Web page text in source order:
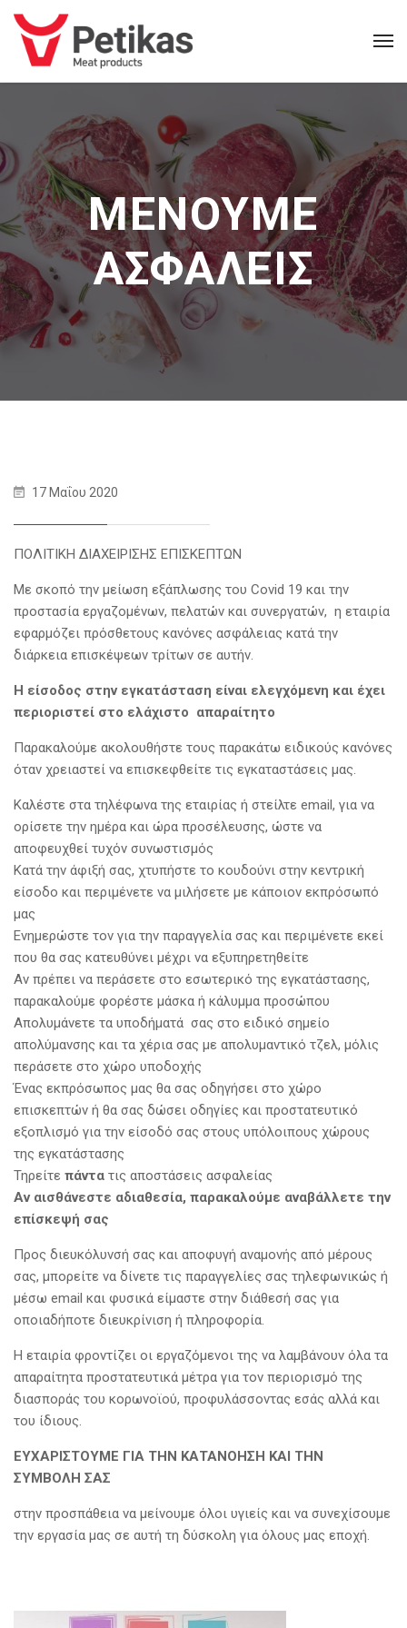
ΜΕΝΟΥΜΕ
ΑΣΦΑΛΕΙΣ
17 Μαΐου 2020
ΠΟΛΙΤΙΚΗ ΔΙΑΧΕΙΡΙΣΗΣ ΕΠΙΣΚΕΠΤΩΝ
Με σκοπό την μείωση εξάπλωσης του Covid 19 και την
προστασία εργαζομένων, πελατών και συνεργατών, η εταιρία
εφαρμόζει πρόσθετους κανόνες ασφάλειας κατά την
διάρκεια επισκέψεων τρίτων σε αυτήν.
Η είσοδος στην εγκατάσταση είναι ελεγχόμενη και έχει
περιοριστεί στο ελάχιστο απαραίτητο
Παρακαλούμε ακολουθήστε τους παρακάτω ειδικούς κανόνες
όταν χρειαστεί να επισκεφθείτε τις εγκαταστάσεις μας.
Καλέστε στα τηλέφωνα της εταιρίας ή στείλτε email, για να
ορίσετε την ημέρα και ώρα προσέλευσης, ώστε να
αποφευχθεί τυχόν συνωστισμός
Κατά την άφιξή σας, χτυπήστε το κουδούνι στην κεντρική
είσοδο και περιμένετε να μιλήσετε με κάποιον εκπρόσωπό
μας
Ενημερώστε τον για την παραγγελία σας και περιμένετε εκεί
που θα σας κατευθύνει μέχρι να εξυπηρετηθείτε
Αν πρέπει να περάσετε στο εσωτερικό της εγκατάστασης,
παρακαλούμε φορέστε μάσκα ή κάλυμμα προσώπου
Απολυμάνετε τα υποδήματά σας στο ειδικό σημείο
απολύμανσης και τα χέρια σας με απολυμαντικό τζελ, μόλις
περάσετε στο χώρο υποδοχής
Ένας εκπρόσωπος μας θα σας οδηγήσει στο χώρο
επισκεπτών ή θα σας δώσει οδηγίες και προστατευτικό
εξοπλισμό για την είσοδό σας στους υπόλοιπους χώρους
της εγκατάστασης
Τηρείτε πάντα τις αποστάσεις ασφαλείας
Αν αισθάνεστε αδιαθεσία, παρακαλούμε αναβάλλετε την
επίσκεψή σας
Προς διευκόλυνσή σας και αποφυγή αναμονής από μέρους
σας, μπορείτε να δίνετε τις παραγγελίες σας τηλεφωνικώς ή
μέσω email και φυσικά είμαστε στην διάθεσή σας για
οποιαδήποτε διευκρίνιση ή πληροφορία.
Η εταιρία φροντίζει οι εργαζόμενοι της να λαμβάνουν όλα τα
απαραίτητα προστατευτικά μέτρα για τον περιορισμό της
διασποράς του κορωνοϊού, προφυλάσσοντας εσάς αλλά και
του ίδιους.
ΕΥΧΑΡΙΣΤΟΥΜΕ ΓΙΑ ΤΗΝ ΚΑΤΑΝΟΗΣΗ ΚΑΙ ΤΗΝ
ΣΥΜΒΟΛΗ ΣΑΣ
στην προσπάθεια να μείνουμε όλοι υγιείς και να συνεχίσουμε
την εργασία μας σε αυτή τη δύσκολη για όλους μας εποχή.